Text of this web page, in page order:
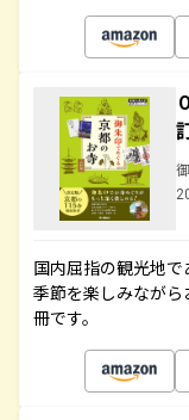
国内屈指の観光地で
季節を楽しみなが
冊です。